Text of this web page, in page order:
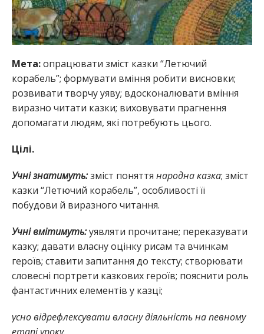
Мета:опрацювати зміст казки “Летючий
корабель”; формувати вміння робити висновки;
розвивати творчу уяву; вдосконалювати вміння
виразно читати казки; виховувати прагнення
допомагати людям, які потребують цього.
Цілі.
Учні знатимуть:зміст поняття народна казка; зміст
казки “Летючий корабель”, особливості її
побудови й виразного читання.
Учні вмітимуть:уявляти прочитане; переказувати
казку; давати власну оцінку рисам та вчинкам
героїв; ставити запитання до тексту; створювати
словесні портрети казкових героїв; пояснити роль
фантастичних елементів у казці;
усно відрефлексувати власну діяльність на певному